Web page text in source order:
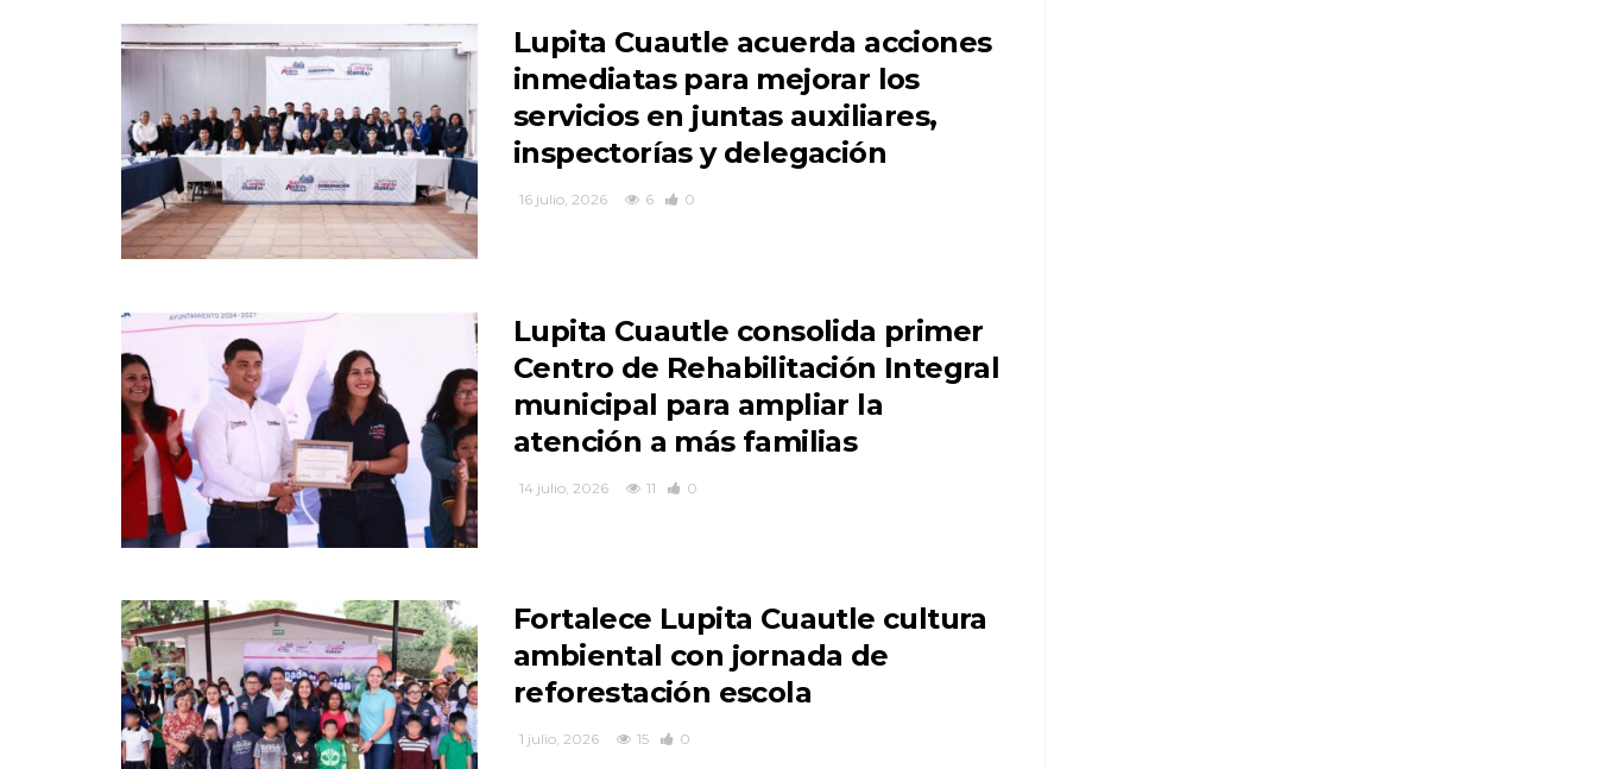
Lupita Cuautle acuerda acciones
inmediatas para mejorar los
servicios en juntas auxiliares,
inspectorías y delegación
16 julio, 2026 6 0
Lupita Cuautle consolida primer
Centro de Rehabilitación Integral
municipal para ampliar la
atención a más familias
14 julio, 2026 11 0
Fortalece Lupita Cuautle cultura
ambiental con jornada de
reforestación escola
1 julio, 2026 15 0